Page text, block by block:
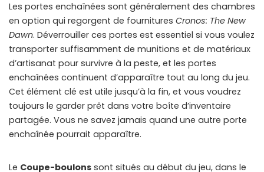
Les portes enchaînées sont généralement des chambres
en option qui regorgent de fournitures Cronos: The New
Dawn. Déverrouiller ces portes est essentiel si vous voulez
transporter suffisamment de munitions et de matériaux
d’artisanat pour survivre à la peste, et les portes
enchaînées continuent d’apparaître tout au long du jeu.
Cet élément clé est utile jusqu’à la fin, et vous voudrez
toujours le garder prêt dans votre boîte d’inventaire
partagée. Vous ne savez jamais quand une autre porte
enchaînée pourrait apparaître.
Le Coupe-boulons sont situés au début du jeu, dans le